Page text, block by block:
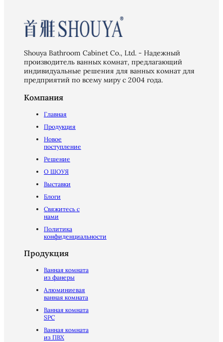
Shouya Bathroom Cabinet Co., Ltd. - Надежный
производитель ванных комнат, предлагающий
индивидуальные решения для ванных комнат для
предприятий по всему миру с 2004 года.
Компания
Главная
Продукция
Новое
поступление
Решение
О ШОУЯ
Выставки
Блоги
Свяжитесь с
нами
Политика
конфиденциальности
Продукция
Ванная комната
из фанеры
Алюминиевая
ванная комната
Ванная комната
SPC
Ванная комната
из ПВХ